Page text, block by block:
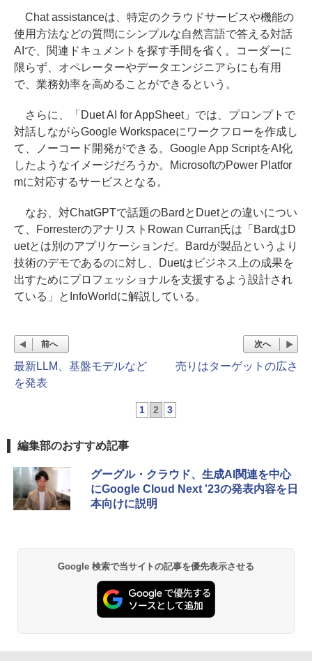
Chat assistanceは、特定のクラウドサービスや機能の
使用方法などの質問にシンプルな自然言語で答える対話
AIで、関連ドキュメントを探す手間を省く。コーダーに
限らず、オペレーターやデータエンジニアらにも有用
で、業務効率を高めることができるという。
さらに、「Duet AI for AppSheet」では、プロンプトで
対話しながらGoogle Workspaceにワークフローを作成し
て、ノーコード開発ができる。Google App ScriptをAI化
したようなイメージだろうか。MicrosoftのPower Platfor
mに対応するサービスとなる。
なお、対ChatGPTで話題のBardとDuetとの違いについ
て、ForresterのアナリストRowan Curran氏は「BardはD
uetとは別のアプリケーションだ。Bardが製品というより
技術のデモであるのに対し、Duetはビジネス上の成果を
出すためにプロフェッショナルを支援するよう設計され
ている」とInfoWorldに解説している。
前へ
最新LLM、基盤モデルなど
を発表
次へ
売りはターゲットの広さ
1 2 3
編集部のおすすめ記事
グーグル・クラウド、生成AI関連を中心
にGoogle Cloud Next '23の発表内容を日
本向けに説明
Google 検索で当サイトの記事を優先表示させる